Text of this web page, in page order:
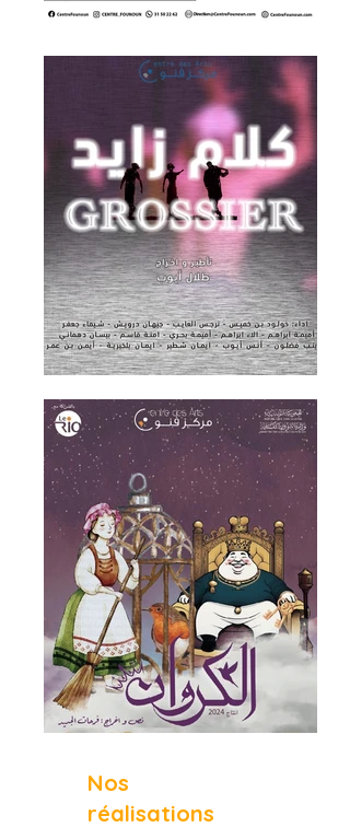
Nos
réalisations